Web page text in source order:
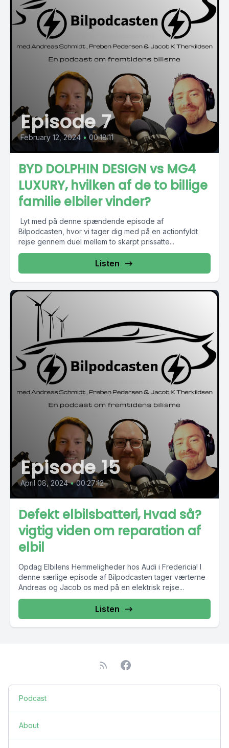
Episode 7
February 12, 2024 • 00:18:11
BYD DOLPHIN DESIGN vs MG4
LUXURY, hvilken af de to billige
familie elbiler vinder?
️ Lyt med på denne spændende episode af
Bilpodcasten, hvor vi tager dig med på en actionfyldt
rejse gennem duel mellem to skarpt prissatte...
Listen
Episode 15
April 08, 2024 • 00:27:12
Defekt elbilsbatteri, Hvad så?
vigtig viden om reparation af
elbil
Opdag Elbilens Hemmeligheder hos Audi i Fredericia! I
denne særlige episode af Bilpodcasten tager værterne
Andreas og Jacob os med på en elektrisk rejse...
Listen
Podcast
About